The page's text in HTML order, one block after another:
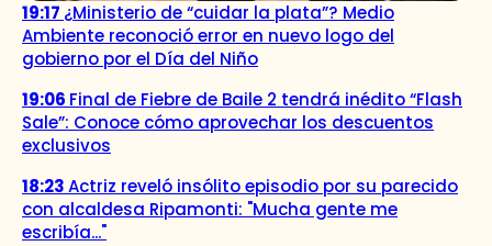
19:17 ¿Ministerio de “cuidar la plata”? Medio
Ambiente reconoció error en nuevo logo del
gobierno por el Día del Niño
19:06 Final de Fiebre de Baile 2 tendrá inédito “Flash
Sale”: Conoce cómo aprovechar los descuentos
exclusivos
18:23Actriz reveló insólito episodio por su parecido
con alcaldesa Ripamonti: "Mucha gente me
escribía..."